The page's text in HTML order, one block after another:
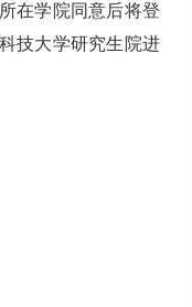
在学院同意后将登
技大学研究生院进